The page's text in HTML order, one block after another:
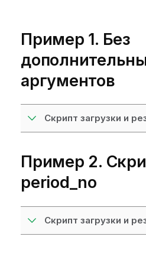
Пример 1. Без
аргументов
Скрипт загрузки и
Пример 2.
period_no
Скрипт загрузки и